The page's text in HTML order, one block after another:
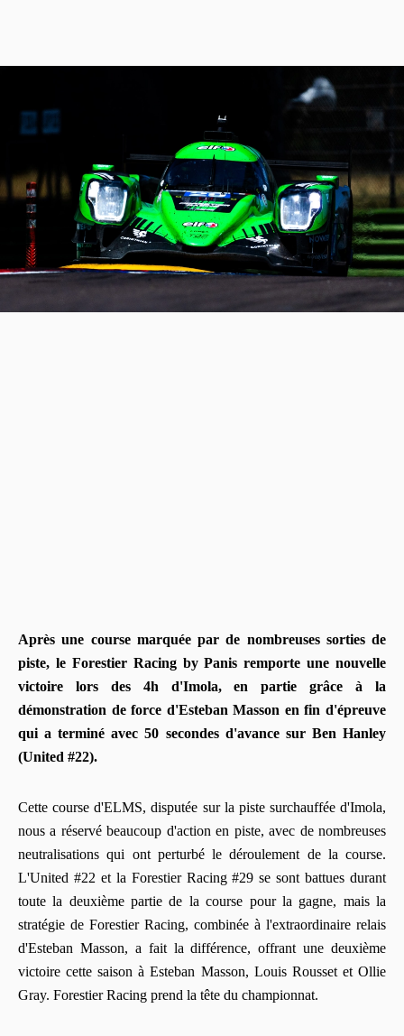
Après une course marquée par de nombreuses sorties de
piste, le Forestier Racing by Panis remporte une nouvelle
victoire lors des 4h d'Imola, en partie grâce à la
démonstration de force d'Esteban Masson en fin d'épreuve
qui a terminé avec 50 secondes d'avance sur Ben Hanley
(United #22).
Cette course d'ELMS, disputée sur la piste surchauffée d'Imola,
nous a réservé beaucoup d'action en piste, avec de nombreuses
neutralisations qui ont perturbé le déroulement de la course.
L'United #22 et la Forestier Racing #29 se sont battues durant
toute la deuxième partie de la course pour la gagne, mais la
stratégie de Forestier Racing, combinée à l'extraordinaire relais
d'Esteban Masson, a fait la différence, offrant une deuxième
victoire cette saison à Esteban Masson, Louis Rousset et Ollie
Gray. Forestier Racing prend la tête du championnat.